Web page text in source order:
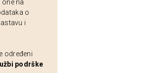
na
o
i
određeni
podrške